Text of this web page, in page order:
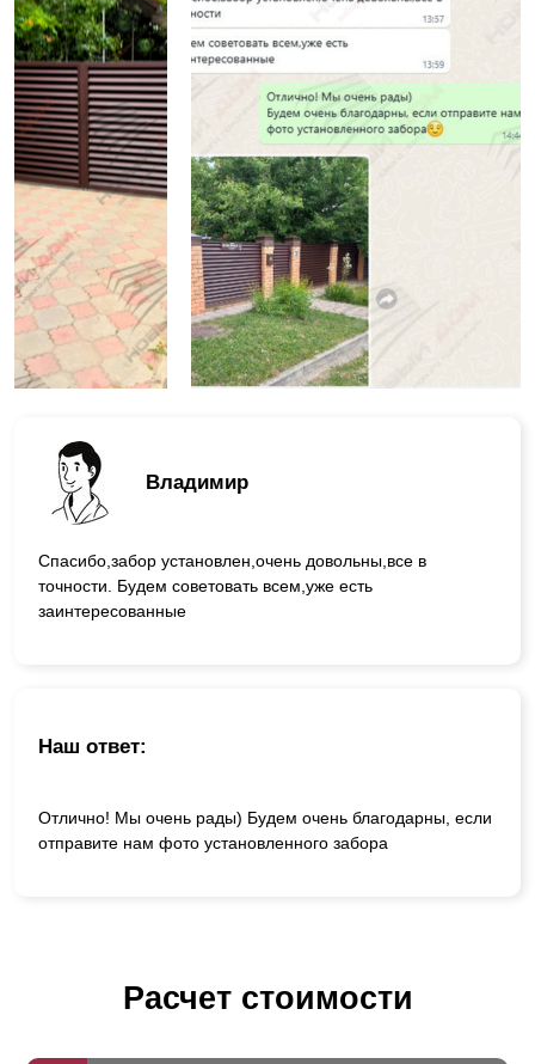
Владимир
Спасибо,забор установлен,очень довольны,все в
точности. Будем советовать всем,уже есть
заинтересованные
Наш ответ:
Отлично! Мы очень рады) Будем очень благодарны, если
отправите нам фото установленного забора
Расчет стоимости